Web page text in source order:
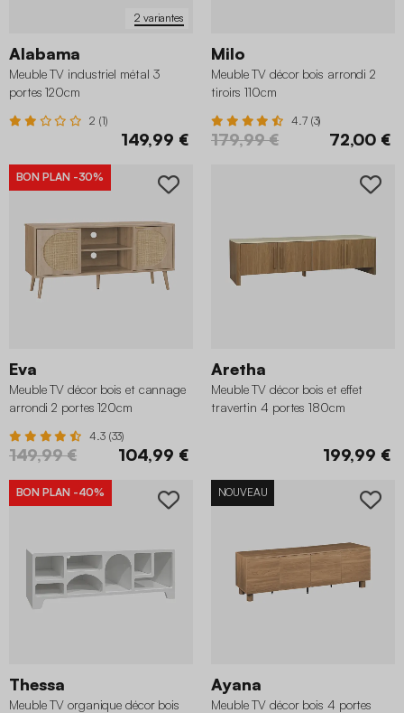
2 variantes
Alabama
Meuble TV industriel métal 3
portes 120cm
2 (1)
149,99 €
Milo
Meuble TV décor bois arrondi 2
tiroirs 110cm
4.7 (3)
179,99 € 72,00 €
BON PLAN -30%
Eva
Meuble TV décor bois et cannage
arrondi 2 portes 120cm
4.3 (33)
149,99 € 104,99 €
Aretha
Meuble TV décor bois et effet
travertin 4 portes 180cm
199,99 €
BON PLAN -40%
Thessa
Meuble TV organique décor bois
NOUVEAU
Ayana
Meuble TV décor bois 4 portes